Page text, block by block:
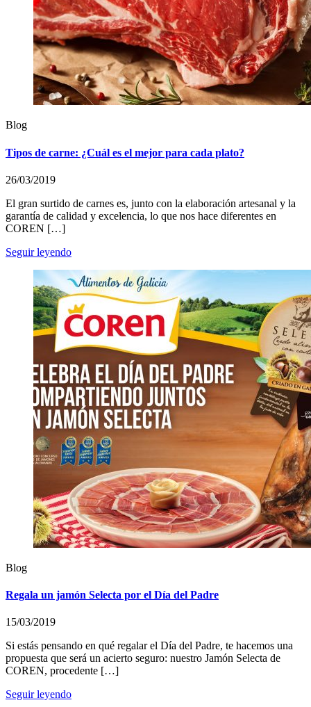
Blog
Tipos de carne: ¿Cuál es el mejor para cada plato?
26/03/2019
El gran surtido de carnes es, junto con la elaboración artesanal y la
garantía de calidad y excelencia, lo que nos hace diferentes en
COREN […]
Seguir leyendo
Blog
Regala un jamón Selecta por el Día del Padre
15/03/2019
Si estás pensando en qué regalar el Día del Padre, te hacemos una
propuesta que será un acierto seguro: nuestro Jamón Selecta de
COREN, procedente […]
Seguir leyendo